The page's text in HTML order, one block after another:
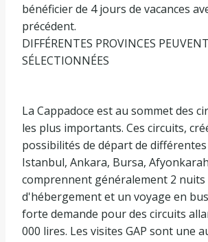
bénéficier de 4 jours de vacances
précédent.
DIFFÉRENTES PROVINCES
SÉLECTIONNÉES
La Cappadoce est au sommet des
les plus importants. Ces circuits,
possibilités de départ de
Istanbul, Ankara, Bursa,
comprennent généralement 2 nuits
d'hébergement et un voyage en
forte demande pour des circuits
000 lires. Les visites GAP sont une